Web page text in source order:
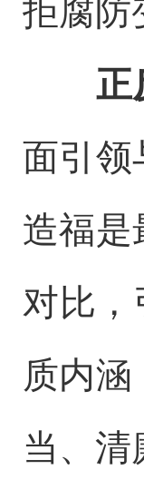
拒腐防
正
面引领
造福是
对比，
质内
当、清